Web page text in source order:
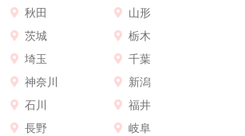
秋田
山形
茨城
栃木
埼玉
千葉
神奈川
新潟
石川
福井
長野
岐阜